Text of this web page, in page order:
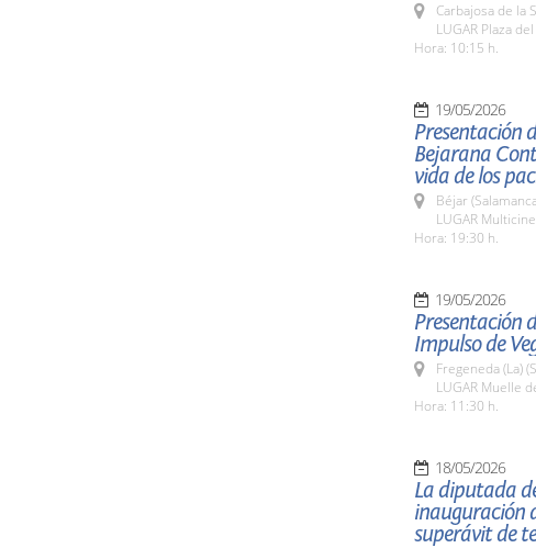
Carbajosa de la
LUGAR Plaza
Hora: 10:15 h.
19/05/2026
Presentación
Bejarana
vida de los
Béjar
LUGAR
Hora: 19:30 h.
19/05/2026
Presentación
Impulso de
Fregeneda (La)
LUGAR Muelle
Hora: 11:30 h.
18/05/2026
La diputada
inauguración
superávit de